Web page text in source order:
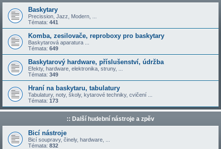
Baskytary
Precission, Jazz, Modern, ...
Témata: 441
Komba, zesilovače, reproboxy pro baskytary
Baskytarová aparatura ...
Témata: 649
Baskytarový hardware, příslušenství, údržba
Efekty, hardware, elektronika, struny, ...
Témata: 349
Hraní na baskytaru, tabulatury
Tabulatury, noty, školy, kytarové techniky, cvičení ...
Témata: 173
:: Další hudební nástroje a zpěv
Bicí nástroje
Bicí soupravy, činely, hardware, ...
Témata: 832